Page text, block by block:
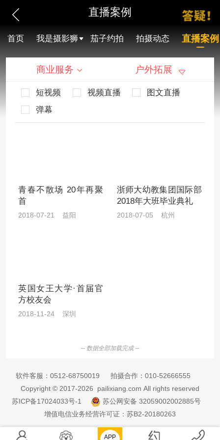
直播案例
首页 我是摄影狮 茄子约拍 拍摄动态 直播案例
商业服务 户外拓展
短视频 视频直播
图文直播
弹幕
青春不散场 20年再聚
首
2018-07-21 益阳
浙师大幼教集团国际部
2018年大班毕业典礼
2018-07-05 杭州
英国女王大学·首届官
方校友会
2018-11-24 深圳
-- 数据全部加载完成 --
软件客服： 0512-68750019 拍摄合作： 010-52666555
Copyright © 2017-2026 pailixiang.com All rights reserved
苏ICP备17024033号-1
苏公网安备 32059002002885号
增值电信业务经营许可证：苏B2-20180263
APP